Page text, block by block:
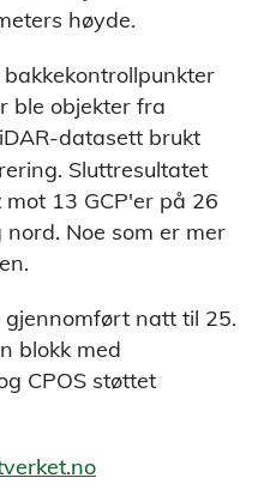
høyde.
ble objekter fra
datasett med
av et
og
kart og til bruk i
analyser.
1:30 000.
datasett brukt
Sluttresultatet
13 GCP'er på 26
Noe som er mer
gjennomført natt til 25.
blokk med
CPOS støttet